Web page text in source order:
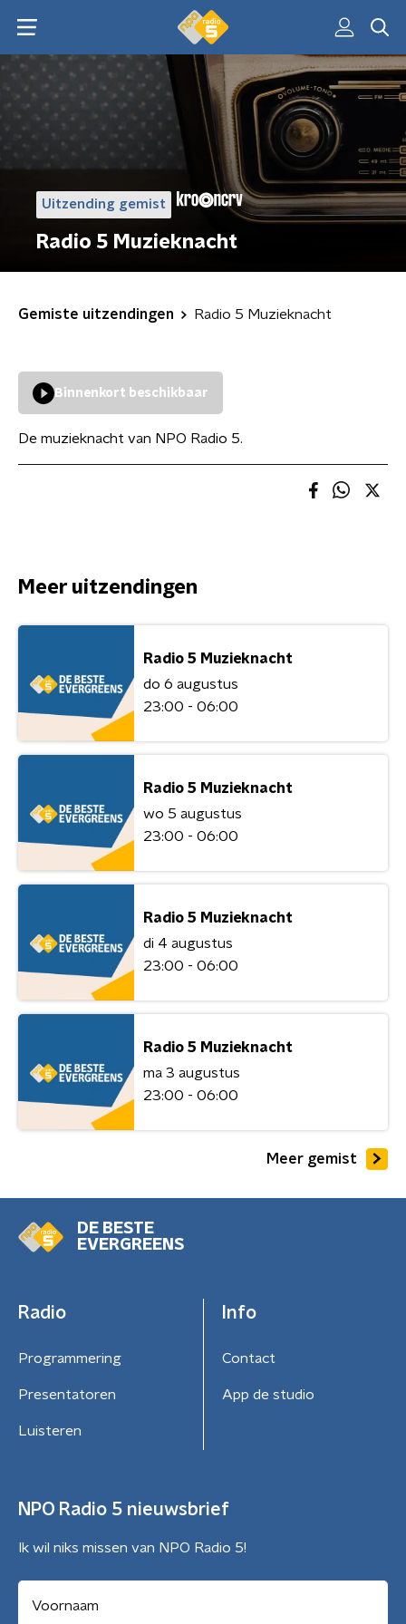
Uitzending gemist
Radio 5 Muzieknacht
Gemiste uitzendingen Radio 5 Muzieknacht
Binnenkort beschikbaar
De muzieknacht van NPO Radio 5.
Meer uitzendingen
Radio 5 Muzieknacht
do 6 augustus
23:00 - 06:00
Radio 5 Muzieknacht
wo 5 augustus
23:00 - 06:00
Radio 5 Muzieknacht
di 4 augustus
23:00 - 06:00
Radio 5 Muzieknacht
ma 3 augustus
23:00 - 06:00
Meer gemist
DE BESTE
EVERGREENS
Radio
Programmering
Presentatoren
Luisteren
Info
Contact
App de studio
NPO Radio 5 nieuwsbrief
Ik wil niks missen van NPO Radio 5!